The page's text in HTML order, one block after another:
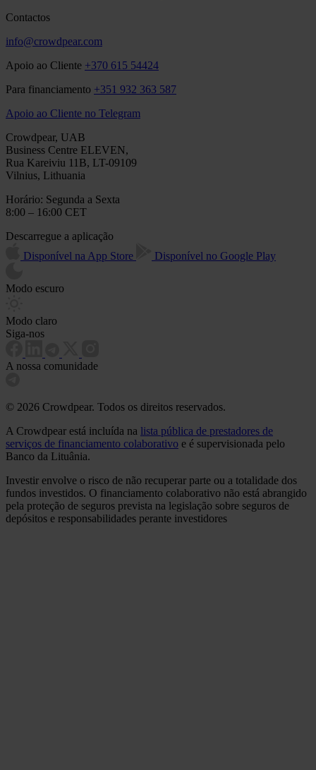
Contactos
info@crowdpear.com
Apoio ao Cliente +370 615 54424
Para financiamento +351 932 363 587
Apoio ao Cliente no Telegram
Crowdpear, UAB
Business Centre ELEVEN,
Rua Kareiviu 11B, LT-09109
Vilnius, Lithuania
Horário: Segunda a Sexta
8:00 – 16:00 CET
Descarregue a aplicação
Disponível na App Store
Disponível no Google Play
Modo escuro
Modo claro
Siga-nos
A nossa comunidade
© 2026 Crowdpear. Todos os direitos reservados.
A Crowdpear está incluída na lista pública de prestadores de
serviços de financiamento colaborativo e é supervisionada pelo
Banco da Lituânia.
Investir envolve o risco de não recuperar parte ou a totalidade dos
fundos investidos. O financiamento colaborativo não está abrangido
pela proteção de seguros prevista na legislação sobre seguros de
depósitos e responsabilidades perante investidores